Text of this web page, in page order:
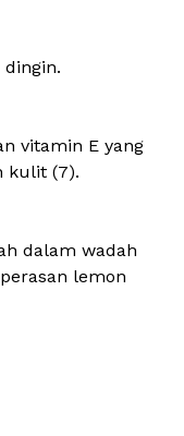
dingin.
vitamin E yang
kulit (7).
dalam wadah
lemon